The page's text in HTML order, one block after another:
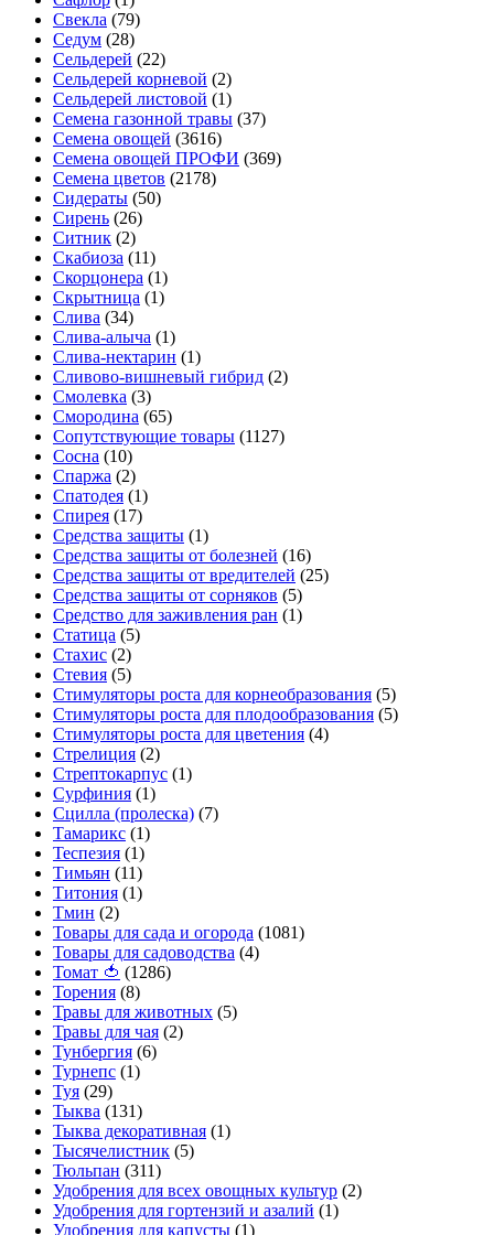
Свекла (79)
Седум (28)
Сельдерей (22)
Сельдерей корневой (2)
Сельдерей листовой (1)
Семена газонной травы (37)
Семена овощей (3616)
Семена овощей ПРОФИ (369)
Семена цветов (2178)
Сидераты (50)
Сирень (26)
Ситник (2)
Скабиоза (11)
Скорцонера (1)
Скрытница (1)
Слива (34)
Слива-алыча (1)
Слива-нектарин (1)
Сливово-вишневый гибрид (2)
Смолевка (3)
Смородина (65)
Сопутствующие товары (1127)
Сосна (10)
Спаржа (2)
Спатодея (1)
Спирея (17)
Средства защиты (1)
Средства защиты от болезней (16)
Средства защиты от вредителей (25)
Средства защиты от сорняков (5)
Средство для заживления ран (1)
Статица (5)
Стахис (2)
Стевия (5)
Стимуляторы роста для корнеобразования (5)
Стимуляторы роста для плодообразования (5)
Стимуляторы роста для цветения (4)
Стрелиция (2)
Стрептокарпус (1)
Сурфиния (1)
Сцилла (пролеска) (7)
Тамарикс (1)
Теспезия (1)
Тимьян (11)
Титония (1)
Тмин (2)
Товары для сада и огорода (1081)
Товары для садоводства (4)
Томат 🍅 (1286)
Торения (8)
Травы для животных (5)
Травы для чая (2)
Тунбергия (6)
Турнепс (1)
Туя (29)
Тыква (131)
Тыква декоративная (1)
Тысячелистник (5)
Тюльпан (311)
Удобрения для всех овощных культур (2)
Удобрения для гортензий и азалий (1)
Удобрения для капусты (1)